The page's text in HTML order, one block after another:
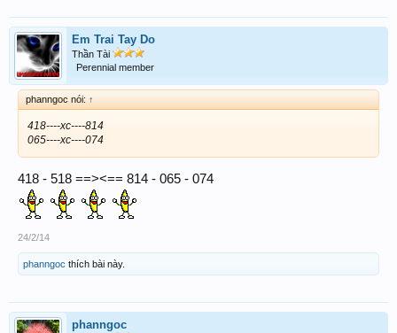
Em Trai Tay Do
Thần Tài
Perennial member
phanngoc nói: ↑
418----xc----814
065----xc----074
418 - 518 ==><== 814 - 065 - 074
24/2/14
phanngoc thích bài này.
phanngoc